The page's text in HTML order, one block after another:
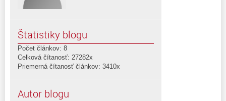
Štatistiky blogu
Počet článkov: 8
Celková čítanosť: 27282x
Priemerná čítanosť článkov: 3410x
Autor blogu